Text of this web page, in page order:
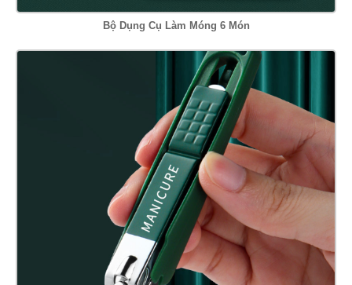
Bộ Dụng Cụ Làm Móng 6 Món